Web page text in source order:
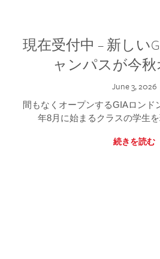
現在受付中 – 新しい
ャンパスが今
June 3, 2026
間もなくオープンするGIAロンド
年8月に始まるクラスの学生を
続きを読む